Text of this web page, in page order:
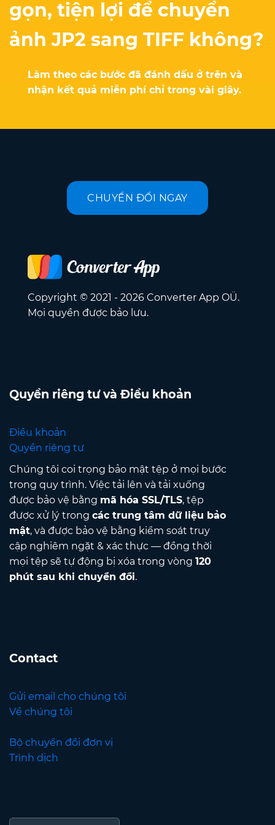
gọn, tiện lợi để chuyển
ảnh JP2 sang TIFF không?
Làm theo các bước đã đánh dấu ở trên và
nhận kết quả miễn phí chỉ trong vài giây.
CHUYỂN ĐỔI NGAY
Copyright © 2021 - 2026 Converter App OÜ.
Mọi quyền được bảo lưu.
Quyền riêng tư và Điều khoản
Điều khoản
Quyền riêng tư
Chúng tôi coi trọng bảo mật tệp ở mọi bước
trong quy trình. Việc tải lên và tải xuống
được bảo vệ bằng mã hóa SSL/TLS, tệp
được xử lý trong các trung tâm dữ liệu bảo
mật, và được bảo vệ bằng kiểm soát truy
cập nghiêm ngặt & xác thực — đồng thời
mọi tệp sẽ tự động bị xóa trong vòng 120
phút sau khi chuyển đổi.
Contact
Gửi email cho chúng tôi
Về chúng tôi
Bộ chuyển đổi đơn vị
Trình dịch